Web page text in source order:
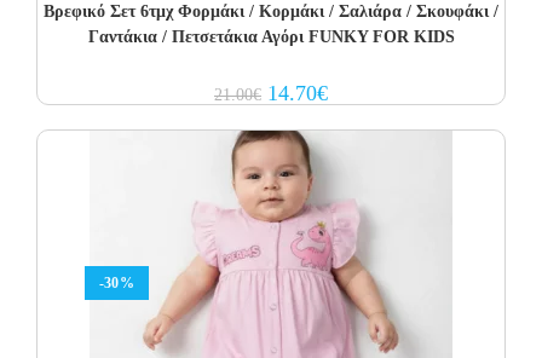
Βρεφικό Σετ 6τμχ Φορμάκι / Κορμάκι / Σαλιάρα / Σκουφάκι /
Γαντάκια / Πετσετάκια Αγόρι FUNKY FOR KIDS
21.00€ Original
price
21.00€.
14.70€Current
price
-30%